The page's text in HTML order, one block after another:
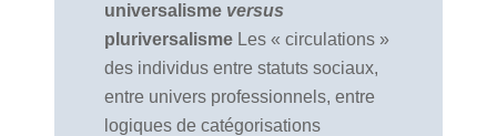
universalisme versus
pluriversalisme Les « circulations »
des individus entre statuts sociaux,
entre univers professionnels, entre
logiques de catégorisations